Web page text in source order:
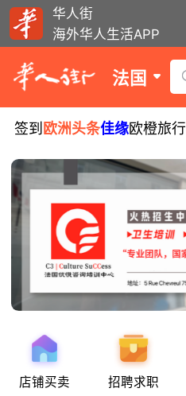
华人街
海外华人生活APP
法国
签到 欧洲头条佳缘欧橙旅行
店铺买卖 招聘求职